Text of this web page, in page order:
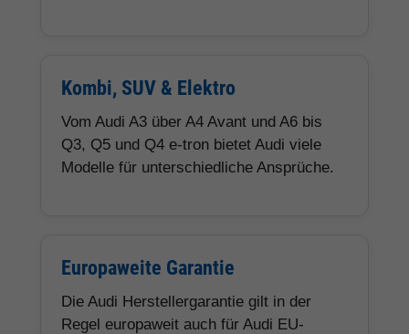
Kombi, SUV & Elektro
Vom Audi A3 über A4 Avant und A6 bis
Q3, Q5 und Q4 e-tron bietet Audi viele
Modelle für unterschiedliche Ansprüche.
Europaweite Garantie
Die Audi Herstellergarantie gilt in der
Regel europaweit auch für Audi EU-